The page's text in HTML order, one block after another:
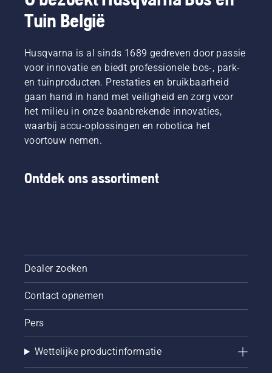
en die
daarin
het
zijn in
hun
land. Zij
zijn ons
H-team.
En ze
zijn onze
meest
zagen en
om
ervoor te
dat hij
zonder
wrijving
vrij rond
het blad
beweegt.
Dit
verlengt
zaagblad
korte
video om
te leren
hoe u
werkt.
Controleer
omstandigheden.
om de
olie af te
tappen,
beide
zijn in
deze
video te
Tuin België
Husqvarna is al sinds 1689 gedreven door passie
voor innovatie en biedt professionele bos-, park-
en tuinproducten. Prestaties en bruikbaarheid
gaan hand in hand met veiligheid en zorg voor
het milieu in onze baanbrekende innovaties,
waarbij accu-oplossingen en robotica het
voortouw nemen.
Ontdek ons assortiment
Dealer zoeken
Contact opnemen
Pers
Wettelijke productinformatie